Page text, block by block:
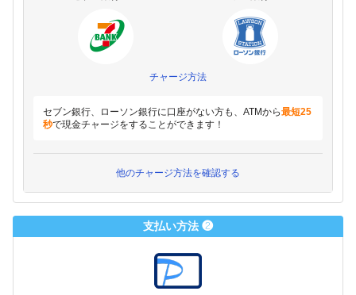
チャージ方法
セブン銀行、ローソン銀行に口座がない方も、ATMから最短25
秒で現金チャージをすることができます！
他のチャージ方法を確認する
支払い方法 ❷